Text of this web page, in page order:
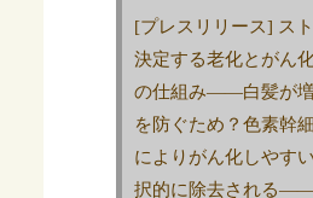
[プレスリリース] ス
決定する老化とがん
の仕組み――白髪が
を防ぐため？色素幹
によりがん化しやす
択的に除去される